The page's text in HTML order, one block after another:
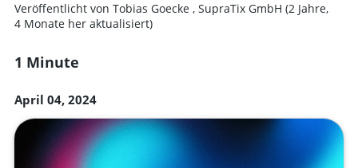
1 Minute
April 04, 2024
Veröffentlicht von Tobias Goecke, SupraTix GmbH (2 Jahre,
4 Monate her aktualisiert)